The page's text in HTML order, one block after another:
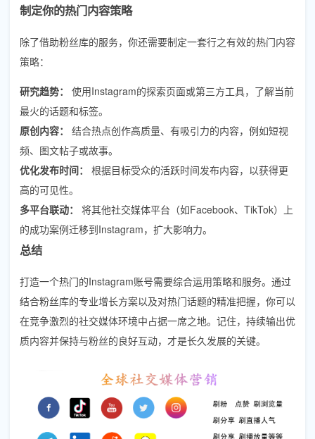
制定你的热门内容策略
除了借助粉丝库的服务，你还需要制定一套行之有效的热门内容
策略：
研究趋势：
使用Instagram的探索页面或第三方工具，了解当前
最火的话题和标签。
原创内容：
结合热点创作高质量、有吸引力的内容，例如短视
频、图文帖子或故事。
优化发布时间：
根据目标受众的活跃时间发布内容，以获得更
高的可见性。
多平台联动：
将其他社交媒体平台（如Facebook、TikTok）上
的成功案例迁移到Instagram，扩大影响力。
总结
打造一个热门的Instagram账号需要综合运用策略和服务。通过
结合粉丝库的专业增长方案以及对热门话题的精准把握，你可以
在竞争激烈的社交媒体环境中占据一席之地。记住，持续输出优
质内容并保持与粉丝的良好互动，才是长久发展的关键。